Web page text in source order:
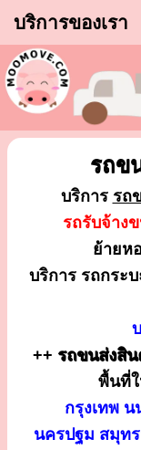
บริการของเรา
รถข
บริการ รถ
รถรับจ้าง
ย้ายห
บริการ รถกระ
++ รถขนส่งสิ
พื้นที่ใ
กรุงเทพ
นครปฐม สมุท